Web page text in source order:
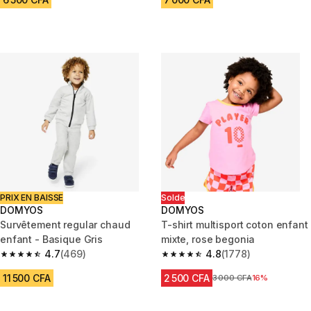
PRIX EN BAISSE
DOMYOS
Survêtement regular chaud
enfant - Basique Gris
4.7
4.7 out of 5 stars from 469 reviews
(469)
11 500 CFA
Solde
DOMYOS
T-shirt multisport coton enfant
mixte, rose begonia
4.8
4.8 out of 5 stars from 1778
(1778)
2 500 CFA Prix avant réduction
3 000 CFA16%